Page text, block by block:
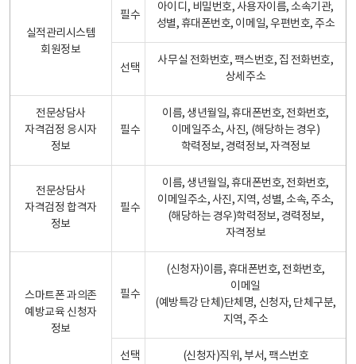
실적관리시스템
회원정보
필수
아이디, 비밀번호, 사용자이름, 소속기관,
성별, 휴대폰번호, 이메일, 우편번호, 주소
선택
사무실 전화번호, 팩스번호, 집 전화번호,
상세주소
전문상담사
자격검정 응시자
정보
필수
이름, 생년월일, 휴대폰번호, 전화번호,
이메일주소, 사진, (해당하는 경우)
학력정보, 경력정보, 자격정보
전문상담사
자격검정 합격자
정보
필수
이름, 생년월일, 휴대폰번호, 전화번호,
이메일주소, 사진, 지역, 성별, 소속, 주소,
(해당하는 경우)학력정보, 경력정보,
자격정보
스마트폰 과의존
예방교육 신청자
정보
필수
(신청자)이름, 휴대폰번호, 전화번호,
이메일
(예방특강 단체)단체명, 신청자, 단체구분,
지역, 주소
선택 (신청자)직위, 부서, 팩스번호